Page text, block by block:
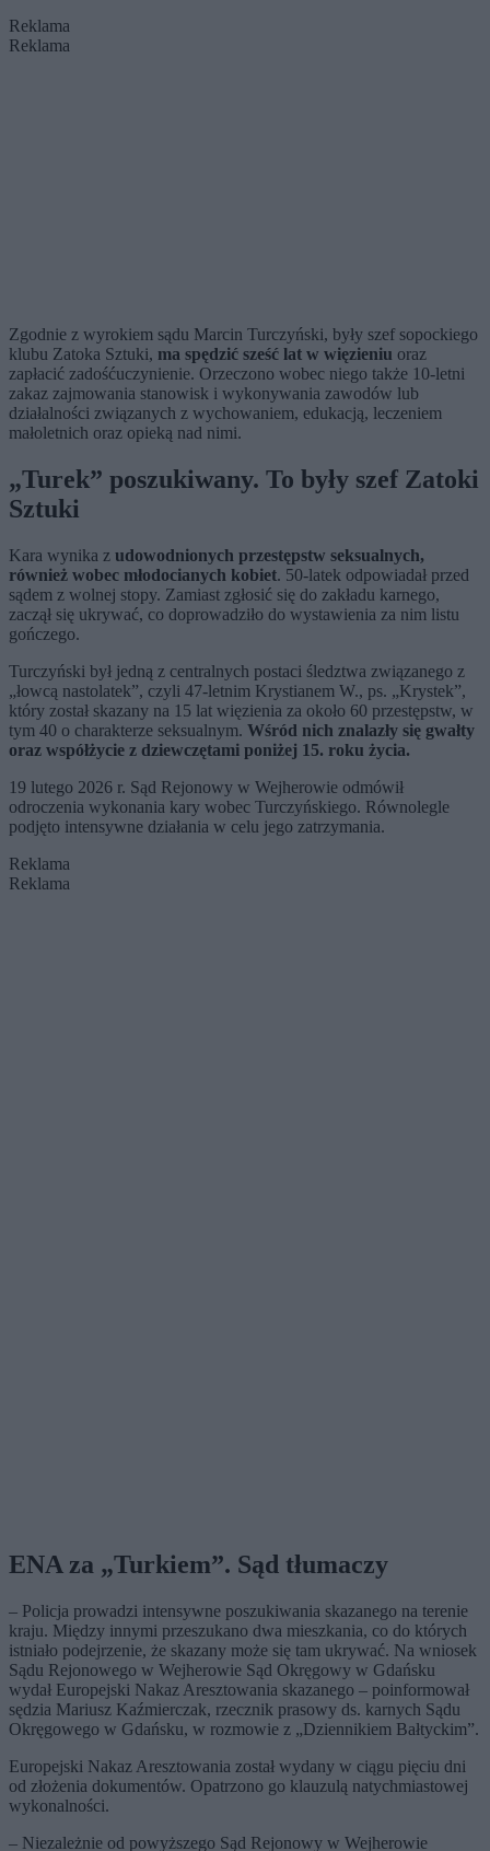
Reklama
Reklama
Zgodnie z wyrokiem sądu Marcin Turczyński, były szef sopockiego
klubu Zatoka Sztuki, ma spędzić sześć lat w więzieniu oraz
zapłacić zadośćuczynienie. Orzeczono wobec niego także 10-letni
zakaz zajmowania stanowisk i wykonywania zawodów lub
działalności związanych z wychowaniem, edukacją, leczeniem
małoletnich oraz opieką nad nimi.
„Turek” poszukiwany. To były szef Zatoki
Sztuki
Kara wynika z udowodnionych przestępstw seksualnych,
również wobec młodocianych kobiet. 50-latek odpowiadał przed
sądem z wolnej stopy. Zamiast zgłosić się do zakładu karnego,
zaczął się ukrywać, co doprowadziło do wystawienia za nim listu
gończego.
Turczyński był jedną z centralnych postaci śledztwa związanego z
„łowcą nastolatek”, czyli 47-letnim Krystianem W., ps. „Krystek”,
który został skazany na 15 lat więzienia za około 60 przestępstw, w
tym 40 o charakterze seksualnym. Wśród nich znalazły się gwałty
oraz współżycie z dziewczętami poniżej 15. roku życia.
19 lutego 2026 r. Sąd Rejonowy w Wejherowie odmówił
odroczenia wykonania kary wobec Turczyńskiego. Równolegle
podjęto intensywne działania w celu jego zatrzymania.
Reklama
Reklama
ENA za „Turkiem”. Sąd tłumaczy
– Policja prowadzi intensywne poszukiwania skazanego na terenie
kraju. Między innymi przeszukano dwa mieszkania, co do których
istniało podejrzenie, że skazany może się tam ukrywać. Na wniosek
Sądu Rejonowego w Wejherowie Sąd Okręgowy w Gdańsku
wydał Europejski Nakaz Aresztowania skazanego – poinformował
sędzia Mariusz Kaźmierczak, rzecznik prasowy ds. karnych Sądu
Okręgowego w Gdańsku, w rozmowie z „Dziennikiem Bałtyckim”.
Europejski Nakaz Aresztowania został wydany w ciągu pięciu dni
od złożenia dokumentów. Opatrzono go klauzulą natychmiastowej
wykonalności.
– Niezależnie od powyższego Sąd Rejonowy w Wejherowie